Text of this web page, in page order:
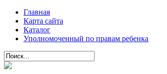
Главная
Карта сайта
Каталог
Уполномоченный по правам ребенка